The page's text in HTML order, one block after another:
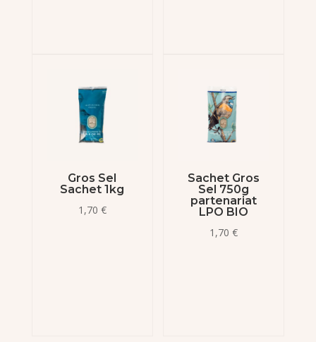
Gros Sel
Sachet 1kg
1,70 €
Sachet Gros
Sel 750g
partenariat
LPO BIO
1,70€